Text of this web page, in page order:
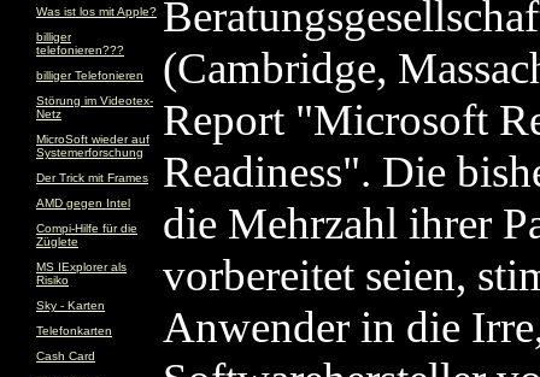
Was ist los mit Apple?
billiger
telefonieren???
billiger Telefonieren
Störung im Videotex-
Netz
MicroSoft wieder auf
Systemerforschung
Der Trick mit Frames
AMD gegen Intel
Compi-Hilfe für die
Züglete
MS IExplorer als
Risiko
Sky - Karten
Telefonkarten
Cash Card
(Cambridge,
Report "Microsoft
Readiness". Die
die Mehrzahl ihrer
vorbereitet seien,
Anwender in die